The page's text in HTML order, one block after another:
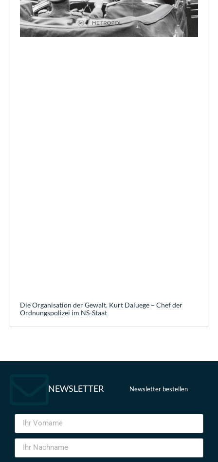
Die Organisation der Gewalt. Kurt Daluege – Chef der
Ordnungspolizei im NS-Staat
NEWSLETTER Newsletter bestellen